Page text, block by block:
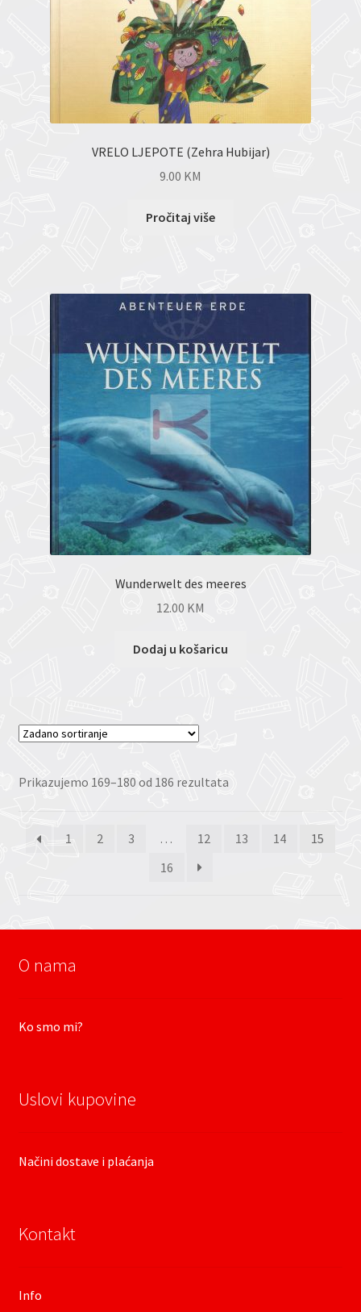
VRELO LJEPOTE (Zehra Hubijar)
9.00 KM
Pročitaj više
Wunderwelt des meeres
12.00 KM
Dodaj u košaricu
Prikazujemo 169–180 od 186 rezultata
1 2 3 … 12 13 14
15
16
O nama
Ko smo mi?
Uslovi kupovine
Načini dostave i plaćanja
Kontakt
Info